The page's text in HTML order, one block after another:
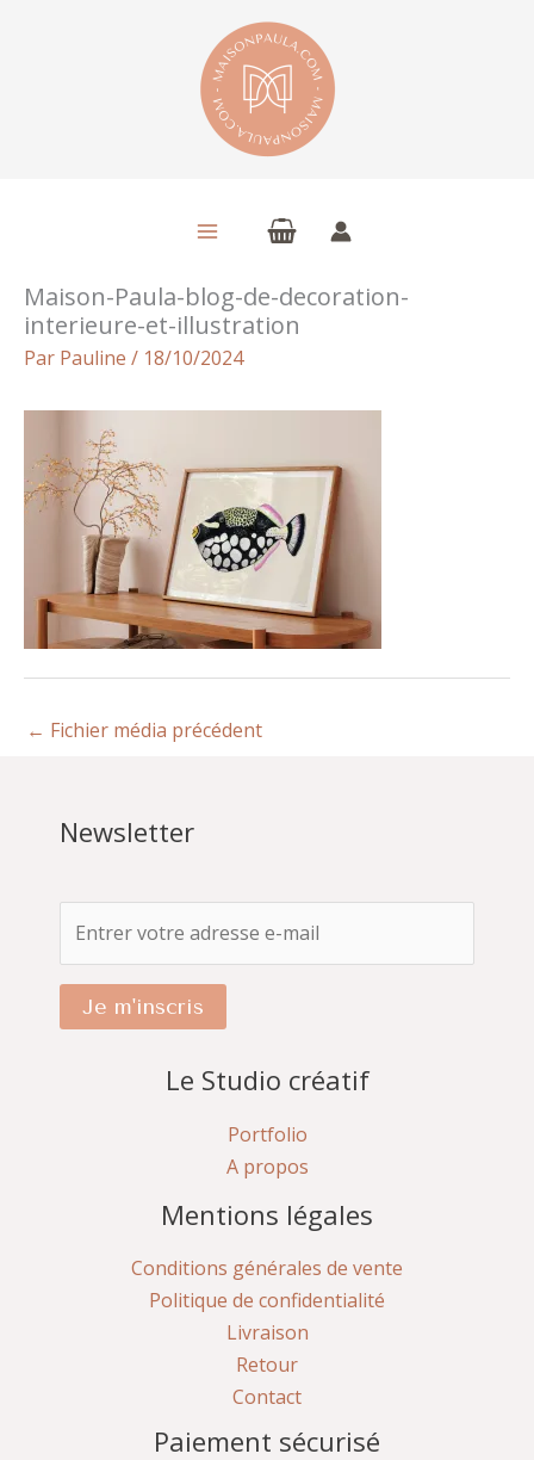
Maison-Paula-blog-de-decoration-
interieure-et-illustration
Par Pauline / 18/10/2024
← Fichier média précédent
Newsletter
Je m'inscris
Le Studio créatif
Portfolio
A propos
Mentions légales
Conditions générales de vente
Politique de confidentialité
Livraison
Retour
Contact
Paiement sécurisé